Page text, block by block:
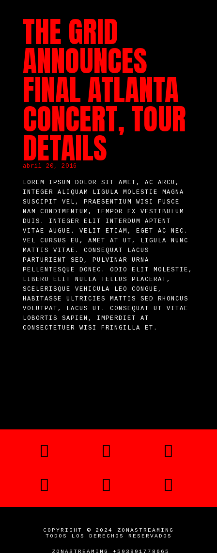
THE GRID
ANNOUNCES
FINAL ATLANTA
CONCERT, TOUR
DETAILS
abril 20, 2016
LOREM IPSUM DOLOR SIT AMET, AC ARCU,
INTEGER ALIQUAM LIGULA MOLESTIE MAGNA
SUSCIPIT VEL, PRAESENTIUM WISI FUSCE
NAM CONDIMENTUM, TEMPOR EX VESTIBULUM
DUIS. INTEGER ELIT INTERDUM APTENT
VITAE AUGUE. VELIT ETIAM, EGET AC NEC.
VEL CURSUS EU, AMET AT UT, LIGULA NUNC
MATTIS VITAE. CONSEQUAT LACUS
PARTURIENT SED, PULVINAR URNA
PELLENTESQUE DONEC. ODIO ELIT MOLESTIE,
LIBERO ELIT NULLA TELLUS PLACERAT,
SCELERISQUE VEHICULA LEO CONGUE,
HABITASSE ULTRICIES MATTIS SED RHONCUS
VOLUTPAT, LACUS UT. CONSEQUAT UT VITAE
LOBORTIS SAPIEN, IMPERDIET AT
CONSECTETUER WISI FRINGILLA ET.
COPYRIGHT © 2024 ZONASTREAMING
TODOS LOS DERECHOS RESERVADOS
ZONASTREAMING +593991778665